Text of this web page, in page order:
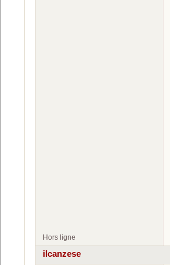
Hors ligne
ilcanzese